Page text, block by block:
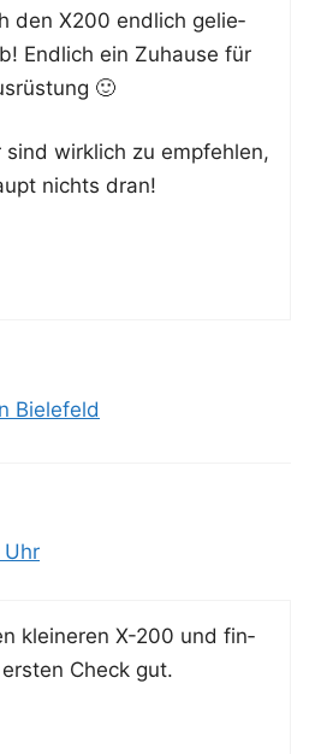
den X200 end­lich gelie­
End­lich ein Zuhau­se für
🙂
sind wirk­lich zu emp­feh­len,
nichts dran!
Bielefeld
Uhr
klei­ne­ren X-200 und fin­
Check gut.